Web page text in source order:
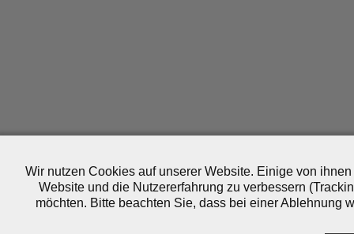
Wir nutzen Cookies auf unserer Website. Einige von
Website und die Nutzererfahrung zu verbessern
möchten. Bitte beachten Sie, dass bei einer Ablehnung